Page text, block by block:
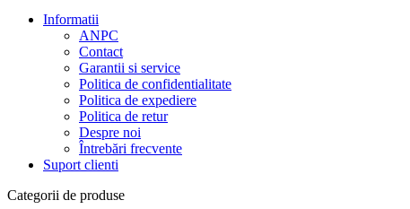
Informatii
ANPC
Contact
Garantii si service
Politica de confidentialitate
Politica de expediere
Politica de retur
Despre noi
Întrebări frecvente
Suport clienti
Categorii de produse